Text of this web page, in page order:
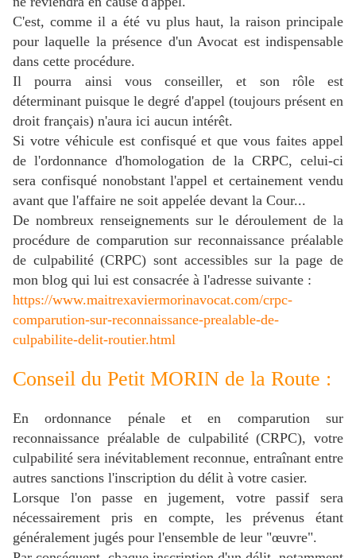
C'est, comme il a été vu plus haut, la raison principale
pour laquelle la présence d'un Avocat est indispensable
dans cette procédure.
Il pourra ainsi vous conseiller, et son rôle est
déterminant puisque le degré d'appel (toujours présent en
droit français) n'aura ici aucun intérêt.
Si votre véhicule est confisqué et que vous faites appel
de l'ordonnance d'homologation de la CRPC, celui-ci
sera confisqué nonobstant l'appel et certainement vendu
avant que l'affaire ne soit appelée devant la Cour...
De nombreux renseignements sur le déroulement de la
procédure de comparution sur reconnaissance préalable
de culpabilité (CRPC) sont accessibles sur la page de
mon blog qui lui est consacrée à l'adresse suivante :
https://www.maitrexaviermorinavocat.com/crpc-
comparution-sur-reconnaissance-prealable-de-
culpabilite-delit-routier.html
Conseil du Petit MORIN de la Route :
En ordonnance pénale et en comparution sur
reconnaissance préalable de culpabilité (CRPC), votre
culpabilité sera inévitablement reconnue, entraînant entre
autres sanctions l'inscription du délit à votre casier.
Lorsque l'on passe en jugement, votre passif sera
nécessairement pris en compte, les prévenus étant
généralement jugés pour l'ensemble de leur "œuvre".